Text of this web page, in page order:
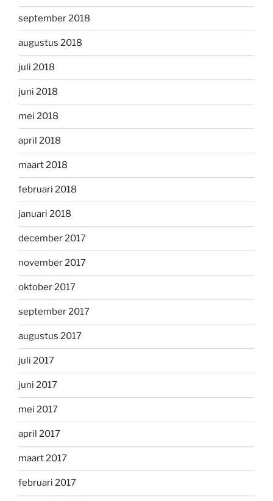
september 2018
augustus 2018
juli 2018
juni 2018
mei 2018
april 2018
maart 2018
februari 2018
januari 2018
december 2017
november 2017
oktober 2017
september 2017
augustus 2017
juli 2017
juni 2017
mei 2017
april 2017
maart 2017
februari 2017